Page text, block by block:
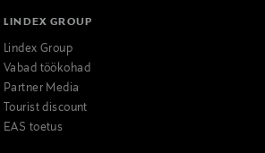
LINDEX GROUP
Lindex Group
Vabad töökohad
Partner Media
Tourist discount
EAS toetus